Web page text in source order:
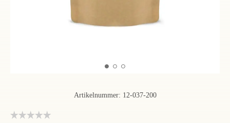
Artikelnummer: 12-037-200